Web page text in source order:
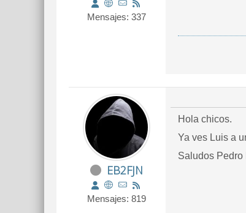
Mensajes: 337
EB2FJN
Mensajes: 819
Hola chicos.
Ya ves Luis a
Saludos Pedro